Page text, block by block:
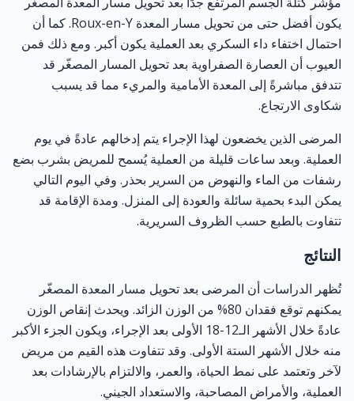
يكون أفضل حتى من تحويل مسار المعدة Roux-en-Y. كما أن
احتمال اختفاء داء السكري بعد العملية يكون أكبر. ومع ذلك فمن
العيوب أن العصارة الصفراوية بعد تحويل المسار المصغّر قد
تتدفق مباشرةً إلى المعدة الأمامية والمريء مما قد يسبب
شكاوى الارتجاع.
المرضى الذين يخضعون لهذا الإجراء يتم إدخالهم عادةً في يوم
العملية. وبعد ساعات قليلة من العملية يُسمح للمريض بشرب بضع
رشفات من الماء والنهوض من السرير بحذر. وفي اليوم التالي
يمكن البدء بحمية سائلة والعودة إلى المنزل. ومدة الإقامة قد
تتفاوت بالطبع حسب الظروف السريرية.
النتائج
تُظهر الدراسات أن المرضى بعد تحويل مسار المعدة المصغّر
يمكنهم توقع فقدان 80% من الوزن الزائد. ويحدث إنقاص الوزن
عادةً خلال الأشهر الـ12-18 الأولى بعد الإجراء، ويكون الجزء الأكبر
منه خلال الأشهر الستة الأولى. وقد تتفاوت هذه القيم من مريض
لآخر وتعتمد على نمط الحياة، والعمر، والالتزام بالإرشادات بعد
العملية، والأمراض المصاحبة، والاستعداد الجيني.